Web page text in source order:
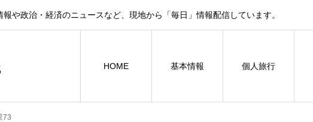
や政治・経済のニュースなど、現地から「毎日」情報配信しています。
HOME 基本情報 個人旅行
73